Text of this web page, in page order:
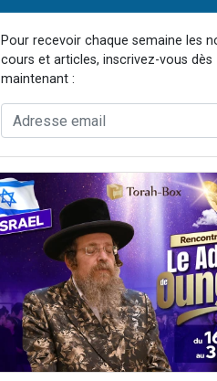
Pour recevoir chaque semaine les
cours et articles, inscrivez-vous dès
maintenant :